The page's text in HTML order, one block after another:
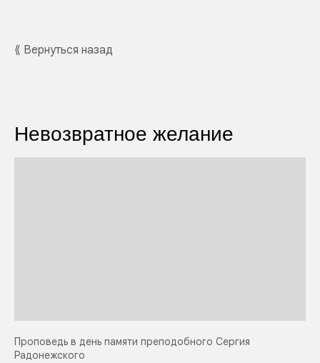
⟪ Вернуться назад
Невозвратное желание
Проповедь в день памяти преподобного Сергия
Радонежского